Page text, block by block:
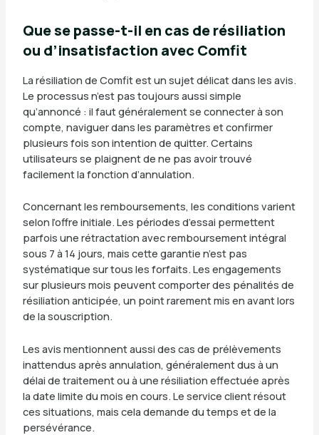
Que se passe-t-il en cas de résiliation
ou d’insatisfaction avec Comfit
La résiliation de Comfit est un sujet délicat dans les avis.
Le processus n’est pas toujours aussi simple
qu’annoncé : il faut généralement se connecter à son
compte, naviguer dans les paramètres et confirmer
plusieurs fois son intention de quitter. Certains
utilisateurs se plaignent de ne pas avoir trouvé
facilement la fonction d’annulation.
Concernant les remboursements, les conditions varient
selon l’offre initiale. Les périodes d’essai permettent
parfois une rétractation avec remboursement intégral
sous 7 à 14 jours, mais cette garantie n’est pas
systématique sur tous les forfaits. Les engagements
sur plusieurs mois peuvent comporter des pénalités de
résiliation anticipée, un point rarement mis en avant lors
de la souscription.
Les avis mentionnent aussi des cas de prélèvements
inattendus après annulation, généralement dus à un
délai de traitement ou à une résiliation effectuée après
la date limite du mois en cours. Le service client résout
ces situations, mais cela demande du temps et de la
persévérance.